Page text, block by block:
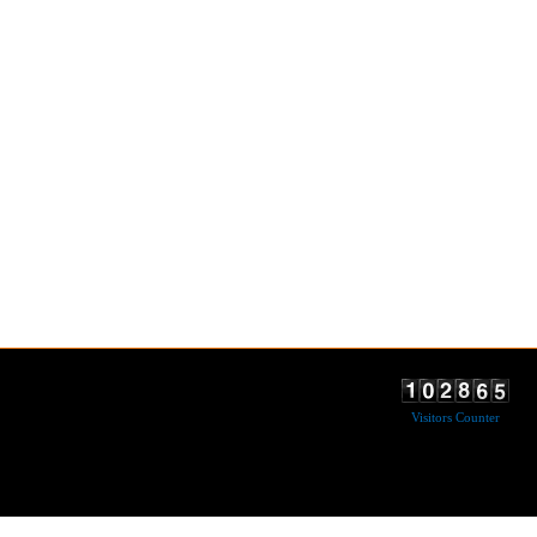
Visitors Counter